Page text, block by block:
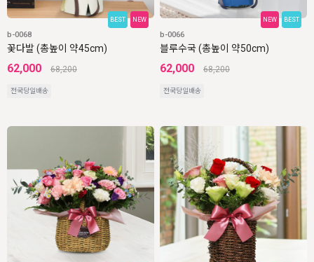
BEST NEW
b-0068
꽃다발 (총높이 약45cm)
62,000 68,200
전국당일배송
NEW BEST
b-0066
블루수국 (총높이 약50cm)
62,000 68,200
전국당일배송